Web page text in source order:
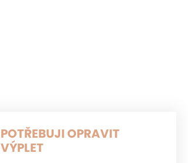
POTŘEBUJI OPRAVIT
VÝPLET